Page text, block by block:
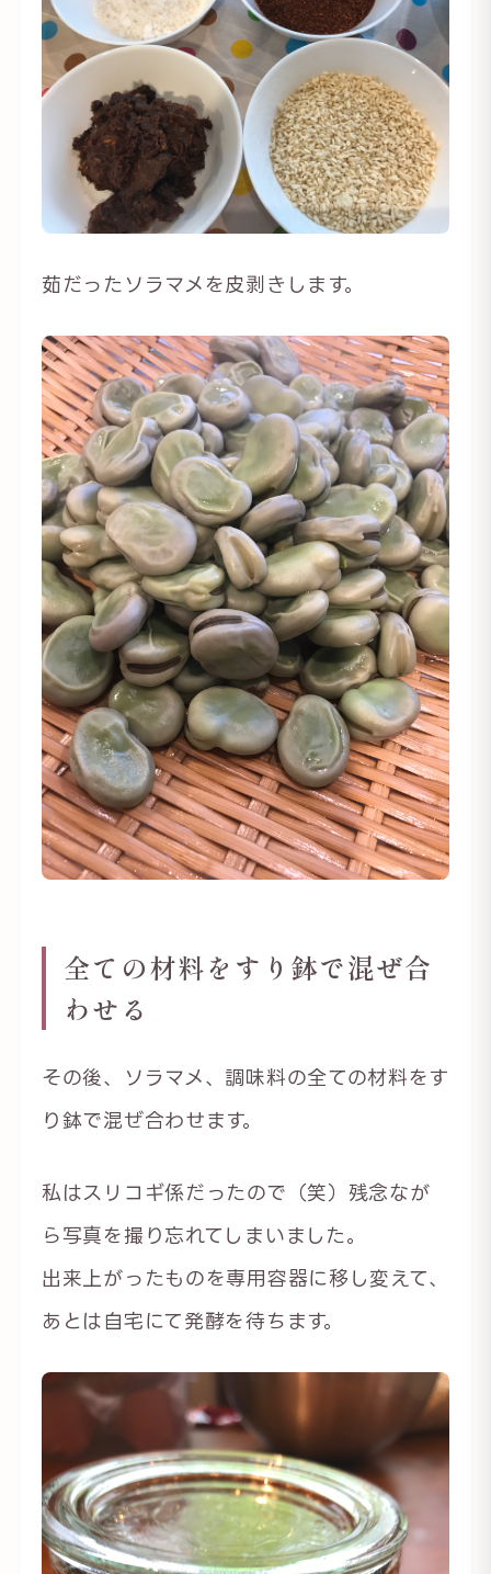
茹だったソラマメを皮剥きします。
全ての材料をすり鉢で混ぜ合
わせる
その後、ソラマメ、調味料の全ての材料をす
り鉢で混ぜ合わせます。
私はスリコギ係だったので（笑）残念なが
ら写真を撮り忘れてしまいました。
出来上がったものを専用容器に移し変えて、
あとは自宅にて発酵を待ちます。